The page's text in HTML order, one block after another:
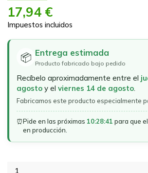
17,94 €
Impuestos incluidos
📦 Entrega estimada
Producto fabricado bajo pedido
Recíbelo aproximadamente entre el
agosto y el viernes 14 de agosto.
Fabricamos este producto especialmente
⏰Pide en las próximas 10:28:41 para que
en producción.